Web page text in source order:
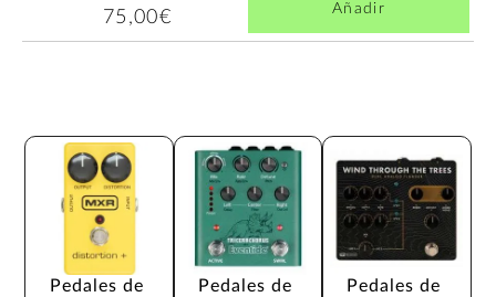
75,00€ Añadir
Pedales de
Pedales de
Pedales de